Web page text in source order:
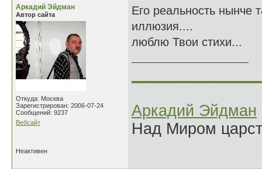
Аркадий Эйдман
Автор сайта
Откуда: Москва
Зарегистрирован: 2006-07-24
Сообщений: 9237
Вебсайт
Его реальность нынче
иллюзия....
люблю Твои стихи...
Аркадий Эйдман
Над Миром
Неактивен